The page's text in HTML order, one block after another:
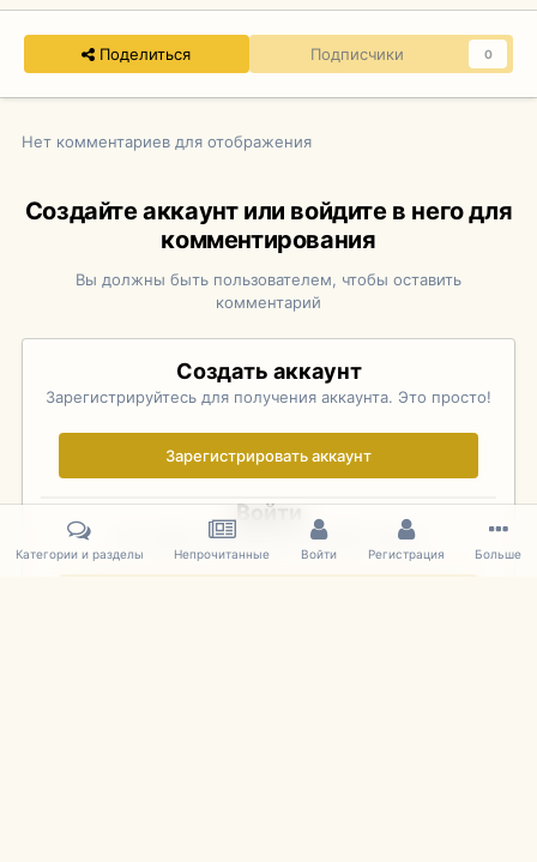
Поделиться Подписчики 0
Нет комментариев для отображения
Создайте аккаунт или войдите в него для
комментирования
Вы должны быть пользователем, чтобы оставить
комментарий
Создать аккаунт
Зарегистрируйтесь для получения аккаунта. Это просто!
Зарегистрировать аккаунт
Войти
Уже зарегистрированы? Войдите здесь.
Категории и разделы Непрочитанные Войти Регистрация Больше